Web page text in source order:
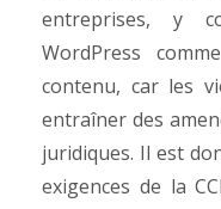
entreprises, y
WordPress
contenu, car les
entraîner des
juridiques. Il est
exigences de la